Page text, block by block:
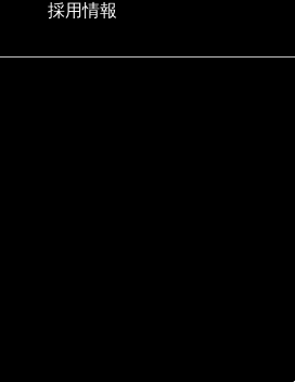
採用情報